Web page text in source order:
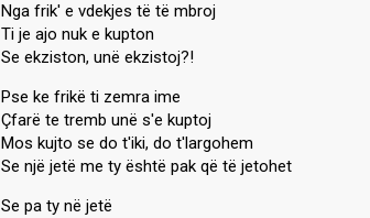
Nga frik' e vdekjes të të mbroj
Ti je ajo nuk e kupton
Se ekziston, unë ekzistoj?!
Pse ke frikë ti zemra ime
Çfarë te tremb unë s'e kuptoj
Mos kujto se do t'iki, do t'largohem
Se një jetë me ty është pak që të jetohet
Se pa ty në jetë